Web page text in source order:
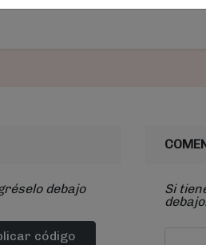
debajo
código
Si
debajo.